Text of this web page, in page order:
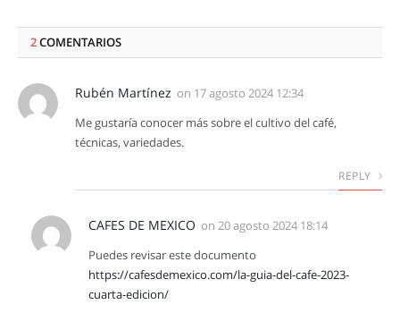
2COMENTARIOS
Rubén Martínez on 17 agosto 2024 12:34
Me gustaría conocer más sobre el cultivo del café,
técnicas, variedades.
REPLY
CAFES DE MEXICO on 20 agosto 2024 18:14
Puedes revisar este documento
https://cafesdemexico.com/la-guia-del-cafe-2023-
cuarta-edicion/